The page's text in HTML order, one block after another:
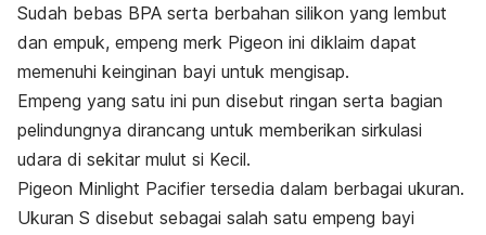
Sudah bebas BPA serta berbahan silikon yang lembut
dan empuk, empeng merk Pigeon ini diklaim dapat
memenuhi keinginan bayi untuk mengisap.
Empeng yang satu ini pun disebut ringan serta bagian
pelindungnya dirancang untuk memberikan sirkulasi
udara di sekitar mulut si Kecil.
Pigeon Minlight Pacifier tersedia dalam berbagai ukuran.
Ukuran S disebut sebagai salah satu empeng bayi